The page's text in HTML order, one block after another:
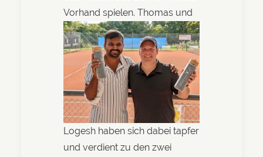
Vorhand spielen. Thomas und
Logesh haben sich dabei tapfer
und verdient zu den zwei